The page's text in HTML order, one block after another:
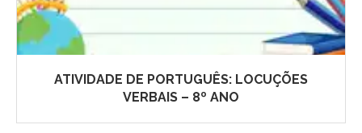
ATIVIDADE DE PORTUGUÊS: LOCUÇÕES
VERBAIS – 8º ANO